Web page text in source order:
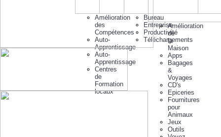
Amélioration
des
Compétences
Auto-
Apprentissage
Auto-
Apprentissage
Centres
de
Formation
locaux
Bureau
Entreprise
Productivité
Téléchargements
Amélioration
de
la
Maison
Apps
Bagages
&
Voyages
CD's
Epiceries
Fournitures
pour
Animaux
Jeux
Outils